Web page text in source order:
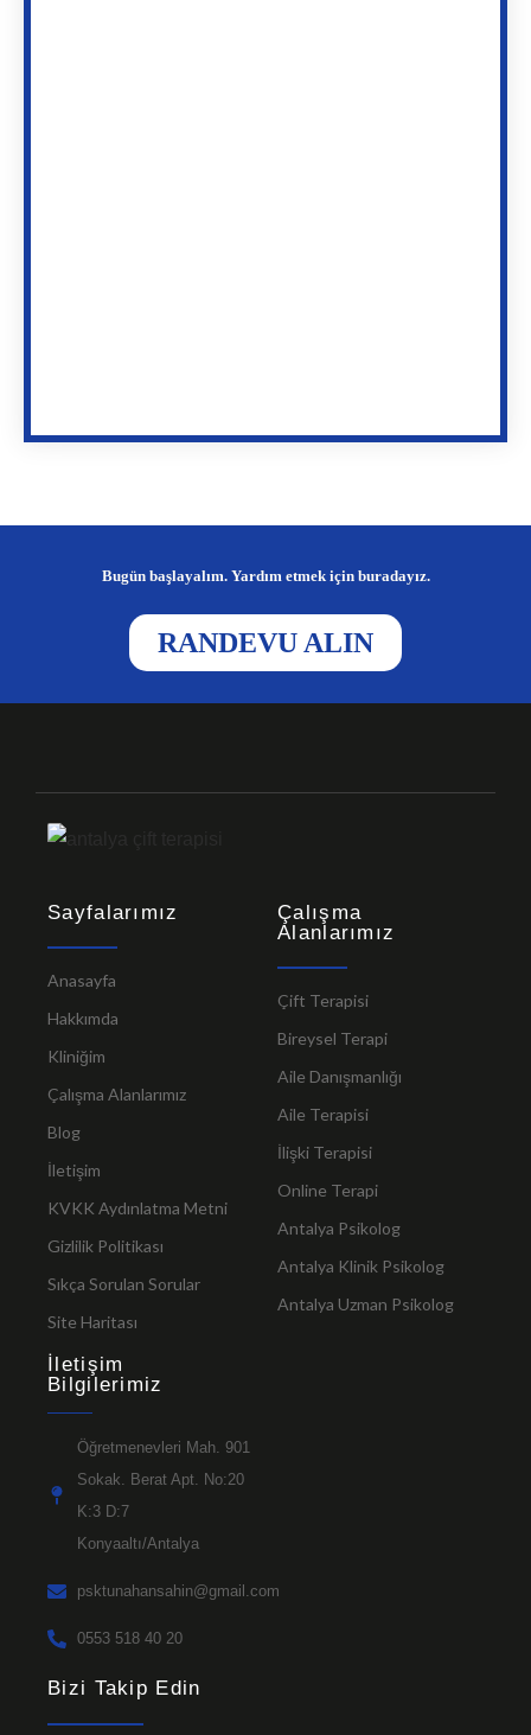
Bugün başlayalım. Yardım etmek için buradayız.
RANDEVU ALIN
Sayfalarımız
Anasayfa
Hakkımda
Kliniğim
Çalışma Alanlarımız
Blog
İletişim
KVKK Aydınlatma Metni
Gizlilik Politikası
Sıkça Sorulan Sorular
Site Haritası
Çalışma
Alanlarımız
Çift Terapisi
Bireysel Terapi
Aile Danışmanlığı
Aile Terapisi
İlişki Terapisi
Online Terapi
Antalya Psikolog
Antalya Klinik Psikolog
Antalya Uzman Psikolog
İletişim
Bilgilerimiz
Öğretmenevleri Mah. 901
Sokak. Berat Apt. No:20
K:3 D:7
Konyaaltı/Antalya
psktunahansahin@gmail.com
0553 518 40 20
Bizi Takip Edin